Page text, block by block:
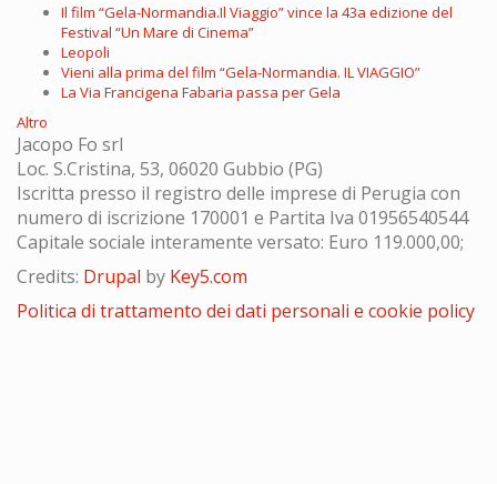
Il film “Gela-Normandia.Il Viaggio” vince la 43a edizione del
Festival “Un Mare di Cinema”
Leopoli
Vieni alla prima del film “Gela-Normandia. IL VIAGGIO”
La Via Francigena Fabaria passa per Gela
Altro
Jacopo Fo srl
Loc. S.Cristina, 53, 06020 Gubbio (PG)
Iscritta presso il registro delle imprese di Perugia con
numero di iscrizione 170001 e Partita Iva 01956540544
Capitale sociale interamente versato: Euro 119.000,00;
Credits: Drupal by Key5.com
Politica di trattamento dei dati personali e cookie policy